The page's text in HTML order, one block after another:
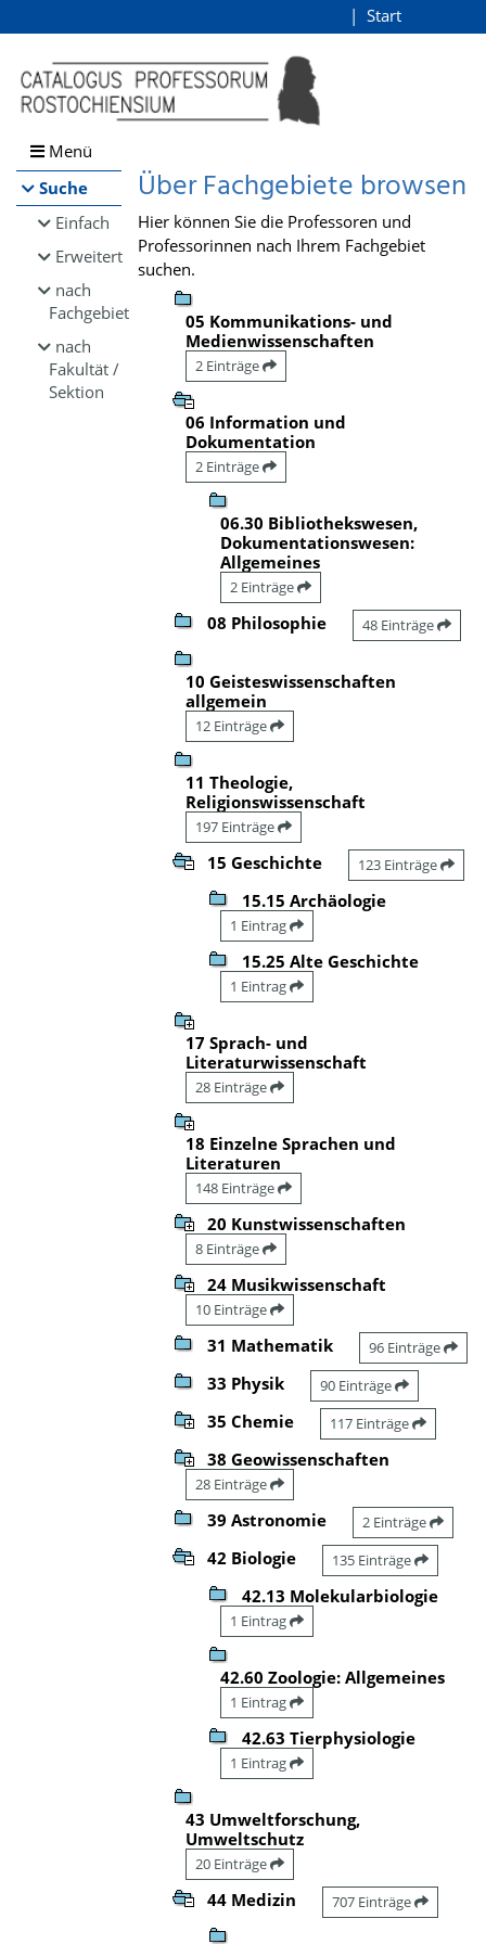
Browsen
direkt zum Inhalt
Start
Menü
Suche
Einfach
Erweitert
nach
Fachgebiet
nach
Fakultät /
Sektion
Über Fachgebiete browsen
Hier können Sie die Professoren und
Professorinnen nach Ihrem Fachgebiet
suchen.
05 Kommunikations- und
Medienwissenschaften
2 Einträge
06 Information und
Dokumentation
2 Einträge
06.30 Bibliothekswesen,
Dokumentationswesen:
Allgemeines
2 Einträge
08 Philosophie 48 Einträge
10 Geisteswissenschaften
allgemein
12 Einträge
11 Theologie,
Religionswissenschaft
197 Einträge
15 Geschichte 123 Einträge
15.15 Archäologie
1 Eintrag
15.25 Alte Geschichte
1 Eintrag
17 Sprach- und
Literaturwissenschaft
28 Einträge
18 Einzelne Sprachen und
Literaturen
148 Einträge
20 Kunstwissenschaften
8 Einträge
24 Musikwissenschaft
10 Einträge
31 Mathematik 96 Einträge
33 Physik 90 Einträge
35 Chemie 117 Einträge
38 Geowissenschaften
28 Einträge
39 Astronomie 2 Einträge
42 Biologie 135 Einträge
42.13 Molekularbiologie
1 Eintrag
42.60 Zoologie: Allgemeines
1 Eintrag
42.63 Tierphysiologie
1 Eintrag
43 Umweltforschung,
Umweltschutz
20 Einträge
44 Medizin 707 Einträge